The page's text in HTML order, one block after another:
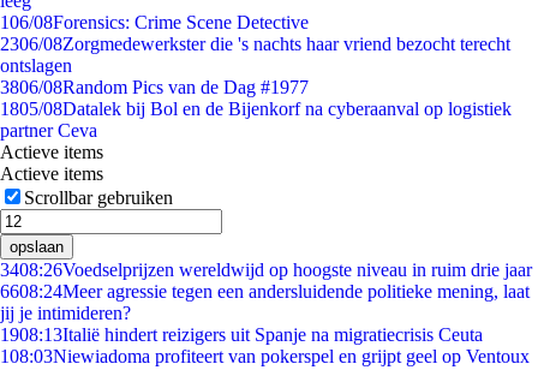
106/08Forensics: Crime Scene Detective
2306/08Zorgmedewerkster die 's nachts haar vriend bezocht terecht
ontslagen
3806/08Random Pics van de Dag #1977
1805/08Datalek bij Bol en de Bijenkorf na cyberaanval op logistiek
partner Ceva
Actieve items
Actieve items
Scrollbar gebruiken
opslaan
3408:26Voedselprijzen wereldwijd op hoogste niveau in ruim drie jaar
6608:24Meer agressie tegen een andersluidende politieke mening, laat
jij je intimideren?
1908:13Italië hindert reizigers uit Spanje na migratiecrisis Ceuta
108:03Niewiadoma profiteert van pokerspel en grijpt geel op Ventoux